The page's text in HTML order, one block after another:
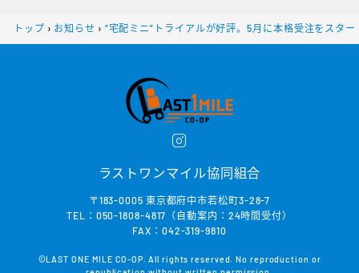
トップ › お知らせ › “宅配ミニ”トライアルが好評。5月に本格受注をスター
ラストワンマイル協同組合
〒183-0005 東京都府中市若松町3-28-7
TEL：050-1808-4817（自動案内：24時間受付）
FAX：042-319-9810
©LAST ONE MILE CO-OP. All rights reserved. No reproduction or